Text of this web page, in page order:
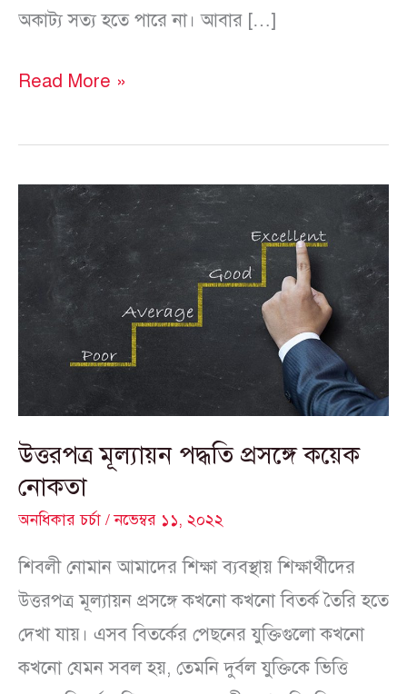
অকাট্য সত্য হতে পারে না। আবার […]
Read More »
উত্তরপত্র মূল্যায়ন পদ্ধতি প্রসঙ্গে কয়েক
নোকতা
অনধিকার চর্চা /নভেম্বর ১১, ২০২২
শিবলী নোমান আমাদের শিক্ষা ব্যবস্থায় শিক্ষার্থীদের
উত্তরপত্র মূল্যায়ন প্রসঙ্গে কখনো কখনো বিতর্ক তৈরি হতে
দেখা যায়। এসব বিতর্কের পেছনের যুক্তিগুলো কখনো
কখনো যেমন সবল হয়, তেমনি দুর্বল যুক্তিকে ভিত্তি
উত্তরপত্র
মূল্যায়ন
পদ্ধতি
প্রসঙ্গে
কয়েক
নোকতা